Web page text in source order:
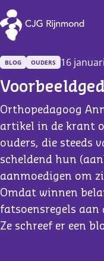
CJG Rijnmond
BLOG OUDERS 16
Orthopedagoog
artikel in de krant
ouders, die steeds
scheldend hun
aanmoedigen om
Omdat winnen
fatsoensregels aan
Ze schreef er een